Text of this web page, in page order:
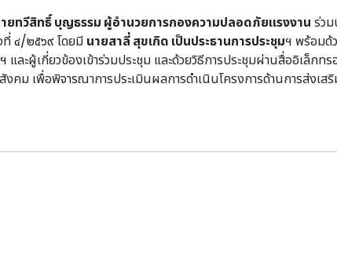
ยทวีสิทธิ์ บุญธรรม ผู้อำนวยการกองความปลอดภัยแรงงาน ร่ว
ที่ ๔/๒๕๖๙ โดยมี นายสาลี่ สุขเกิด เป็นประธานการประชุมฯ พร้อมด้
ละผู้เกี่ยวข้องเข้าร่วมประชุม และด้วยวิธีการประชุมผ่านสื่ออิเล็ก
คม เพื่อพิจารณาการประเมินผลการดำเนินโครงการด้านการส่งเ